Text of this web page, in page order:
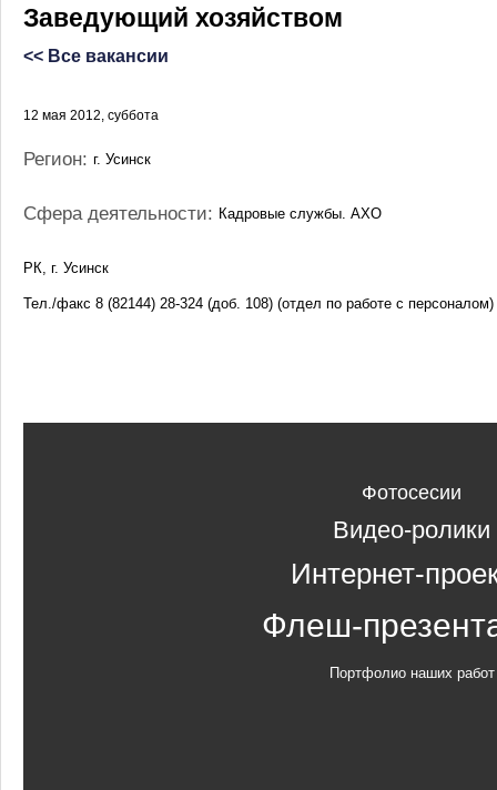
Заведующий хозяйством
<< Все вакансии
12 мая 2012, суббота
Регион: г. Усинск
Сфера деятельности: Кадровые службы. АХО
РК, г. Усинск
Тел./факс 8 (82144) 28-324 (доб. 108) (отдел по работе с персоналом)
Фотосесии
Видео-ролики
Интернет-
Флеш-
Портфолио наших работ